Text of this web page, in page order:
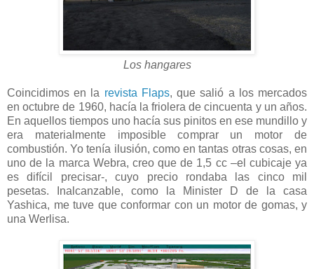
Los hangares
Coincidimos en la revista Flaps, que salió a los mercados
en octubre de 1960, hacía la friolera de cincuenta y un años.
En aquellos tiempos uno hacía sus pinitos en ese mundillo y
era materialmente imposible comprar un motor de
combustión. Yo tenía ilusión, como en tantas otras cosas, en
uno de la marca Webra, creo que de 1,5 cc –el cubicaje ya
es difícil precisar-, cuyo precio rondaba las cinco mil
pesetas. Inalcanzable, como la Minister D de la casa
Yashica, me tuve que conformar con un motor de gomas, y
una Werlisa.